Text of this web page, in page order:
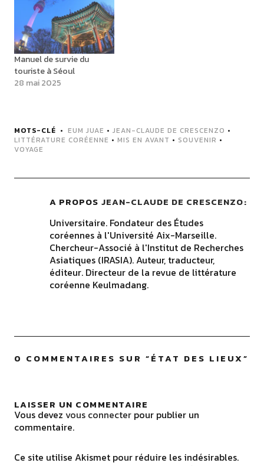
Manuel de survie du
touriste à Séoul
28 mai 2025
MOTS-CLÉ EUM JUAE • JEAN-CLAUDE DE CRESCENZO •
LITTÉRATURE CORÉENNE • MIS EN AVANT • SOUVENIR •
VOYAGE
A PROPOS JEAN-CLAUDE DE CRESCENZO
Universitaire. Fondateur des Études
coréennes à l'Université Aix-Marseille.
Chercheur-Associé à l'Institut de Recherches
Asiatiques (IRASIA). Auteur, traducteur,
éditeur. Directeur de la revue de littérature
coréenne Keulmadang.
0 COMMENTAIRES SUR “ÉTAT DES LIEUX”
LAISSER UN COMMENTAIRE
Vous devez vous connecterpour publier un
commentaire.
Ce site utilise Akismet pour réduire les indésirables.